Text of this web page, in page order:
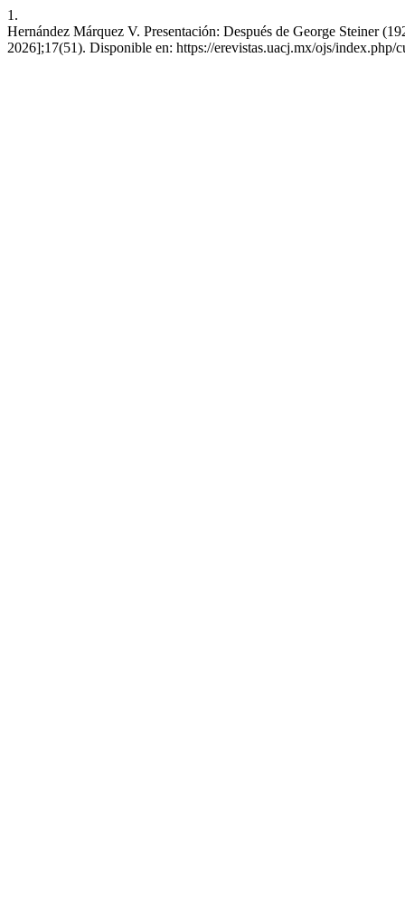
1.
Hernández Márquez V. Presentación: Después de George Steiner
2026];17(51). Disponible en: https://erevistas.uacj.mx/ojs/index.php/